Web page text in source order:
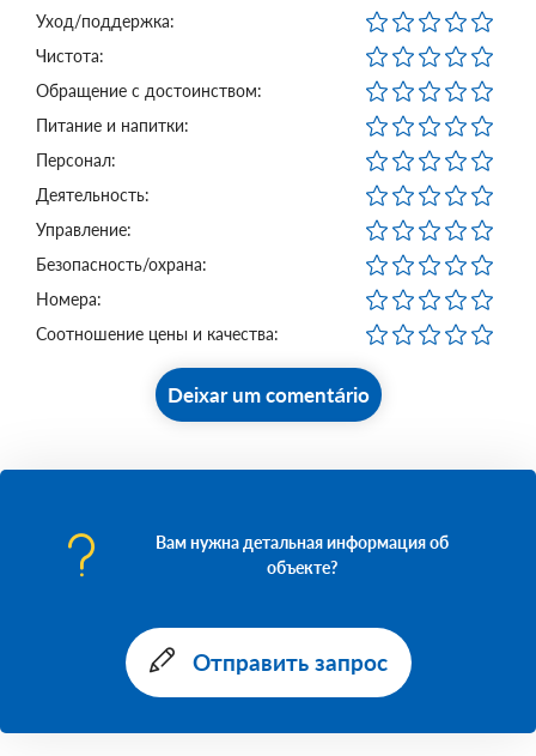
Уход/поддержка:
Чистота:
Обращение с достоинством:
Питание и напитки:
Персонал:
Деятельность:
Управление:
Безопасность/охрана:
Номера:
Соотношение цены и качества:
Deixar um comentário
Вам нужна детальная информация об
объекте?
Отправить запрос